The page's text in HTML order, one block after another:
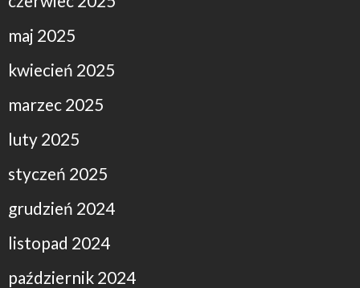
maj 2025
kwiecień 2025
marzec 2025
luty 2025
styczeń 2025
grudzień 2024
listopad 2024
październik 2024